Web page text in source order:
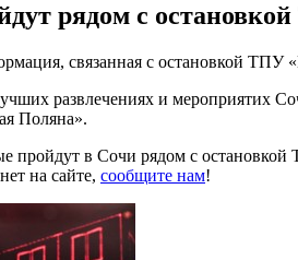
рядом с
связанная с остановкой
развлечениях и мероприятих
Поляна».
пройдут в Сочи рядом с
на сайте, сообщите нам!